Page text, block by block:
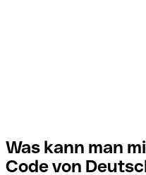
Was kann man
Code von